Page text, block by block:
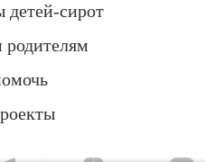
детей-сирот